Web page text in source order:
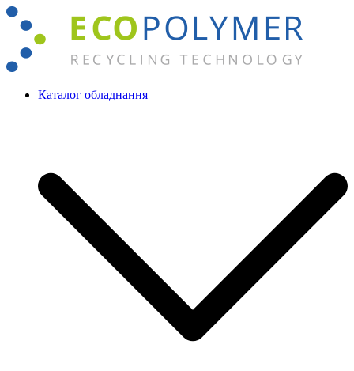
Перейти
вмісту
Каталог обладнання